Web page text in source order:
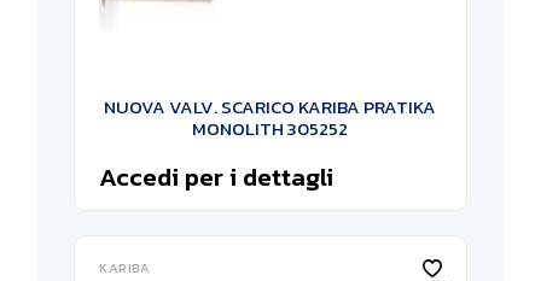
NUOVA VALV. SCARICO KARIBA PRATIKA
MONOLITH 305252
Accedi per i dettagli
KARIBA